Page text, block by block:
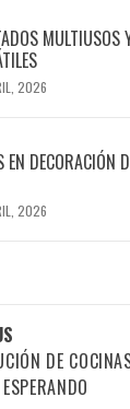
MULTIUSOS
2026
DECORACIÓN
2026
DE